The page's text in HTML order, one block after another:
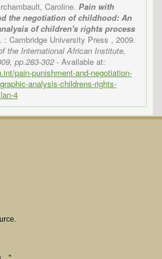
Caroline. Pain with
the negotiation of childhood: An
of children's rights process
Cambridge University Press , 2009.
the International African Institute,
pp.283-302- Available at:
pain-punishment-and-negotiation-
analysis-childrens-rights-
4